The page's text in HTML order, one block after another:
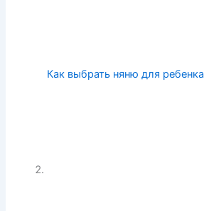
Как выбрать няню для ребенка